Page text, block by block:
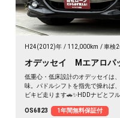
H24(2012)年 112,000km 車検
オデッセイ Mエアロパ
低重心・低床設計のオデッセイは
味。パドルシフトを指先で操れば
ビキビ走ります🚗✨HDDナビとフ
日は仕事の相棒に。3列目は床下格
OS6823 1年間無料保証付